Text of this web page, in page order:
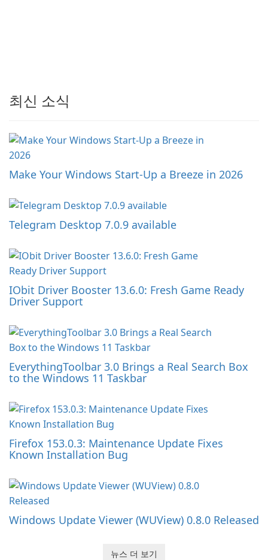
최신 소식
Make Your Windows Start-Up a Breeze in 2026
Telegram Desktop 7.0.9 available
IObit Driver Booster 13.6.0: Fresh Game Ready
Driver Support
EverythingToolbar 3.0 Brings a Real Search Box
to the Windows 11 Taskbar
Firefox 153.0.3: Maintenance Update Fixes
Known Installation Bug
Windows Update Viewer (WUView) 0.8.0 Released
뉴스 더 보기